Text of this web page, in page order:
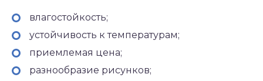
влагостойкость;
устойчивость к температурам;
приемлемая цена;
разнообразие рисунков;